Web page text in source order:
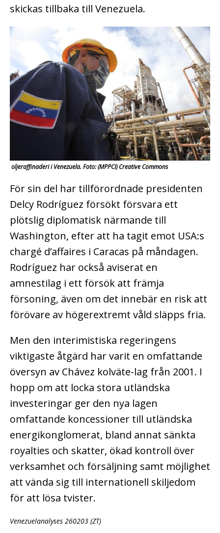
skickas tillbaka till Venezuela.
oljeraffinaderi i Venezuela. Foto: (MPPCI) Creative Commons
För sin del har tillförordnade presidenten
Delcy Rodríguez försökt försvara ett
plötslig diplomatisk närmande till
Washington, efter att ha tagit emot USA:s
chargé d’affaires i Caracas på måndagen.
Rodríguez har också aviserat en
amnestilag i ett försök att främja
försoning, även om det innebär en risk att
förövare av högerextremt våld släpps fria.
Men den interimistiska regeringens
viktigaste åtgärd har varit en omfattande
översyn av Chávez kolväte-lag från 2001. I
hopp om att locka stora utländska
investeringar ger den nya lagen
omfattande koncessioner till utländska
energikonglomerat, bland annat sänkta
royalties och skatter, ökad kontroll över
verksamhet och försäljning samt möjlighet
att vända sig till internationell skiljedom
för att lösa tvister.
Venezuelanalyses 260203 (ZT)